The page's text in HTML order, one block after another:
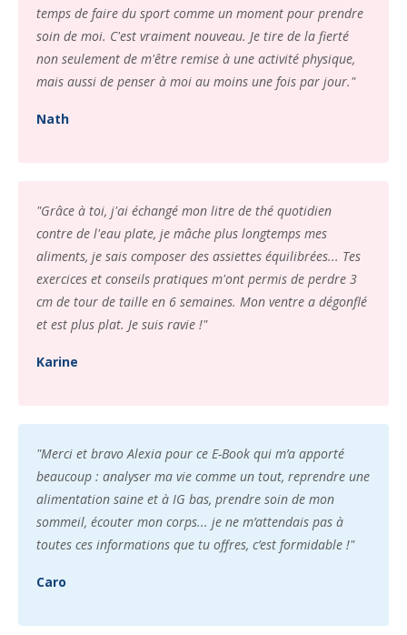
temps de faire du sport comme un moment pour prendre
soin de moi. C'est vraiment nouveau. Je tire de la fierté
non seulement de m'être remise à une activité physique,
mais aussi de penser à moi au moins une fois par jour."
Nath
"Grâce à toi, j'ai échangé mon litre de thé quotidien
contre de l'eau plate, je mâche plus longtemps mes
aliments, je sais composer des assiettes équilibrées... Tes
exercices et conseils pratiques m'ont permis de perdre 3
cm de tour de taille en 6 semaines. Mon ventre a dégonflé
et est plus plat. Je suis ravie !"
Karine
"Merci et bravo Alexia pour ce E-Book qui m’a apporté
beaucoup : analyser ma vie comme un tout, reprendre une
alimentation saine et à IG bas, prendre soin de mon
sommeil, écouter mon corps... je ne m’attendais pas à
toutes ces informations que tu offres, c’est formidable !"
Caro